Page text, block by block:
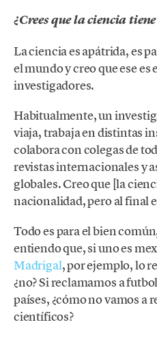
¿Crees que la ciencia
La ciencia es apátrida, es
el mundo y creo que ese es
investigadores.
Habitualmente, un
viaja, trabaja en distintas
colabora con colegas de
revistas internacionales y
globales. Creo que [la
nacionalidad, pero al final
Todo es para el bien
entiendo que, si uno es
Madrigal, por ejemplo, lo
¿no? Si reclamamos a
países, ¿cómo no vamos a
científicos?